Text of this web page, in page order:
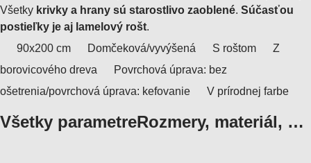
Všetky krivky a hrany sú starostlivo zaoblené. Súčasťou
postieľky je aj lamelový rošt.
90x200 cm
Domčeková/vyvýšená S roštom
Z
borovicového dreva
Povrchová úprava: bez
ošetrenia/povrchová úprava: kefovanie
V prírodnej farbe
Všetky parametreRozmery, materiál, …